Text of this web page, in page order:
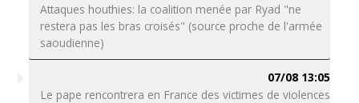
Attaques houthies: la coalition menée par Ryad "ne
restera pas les bras croisés" (source proche de l'armée
saoudienne)
07/08 13:05
Le pape rencontrera en France des victimes de violences